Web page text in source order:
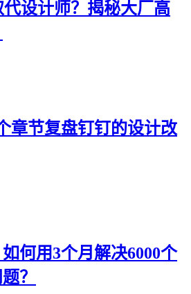
设计师？揭秘大厂高
章节复盘钉钉的设计改
何用3个月解决6000个
？